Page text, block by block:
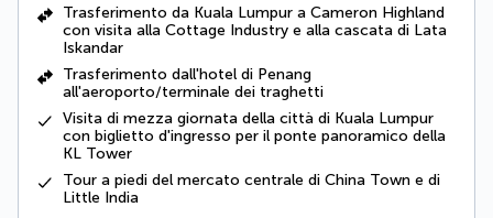
Trasferimento da Kuala Lumpur a Cameron Highland
con visita alla Cottage Industry e alla cascata di Lata
Iskandar
Trasferimento dall'hotel di Penang
all'aeroporto/terminale dei traghetti
Visita di mezza giornata della città di Kuala Lumpur
con biglietto d'ingresso per il ponte panoramico della
KL Tower
Tour a piedi del mercato centrale di China Town e di
Little India